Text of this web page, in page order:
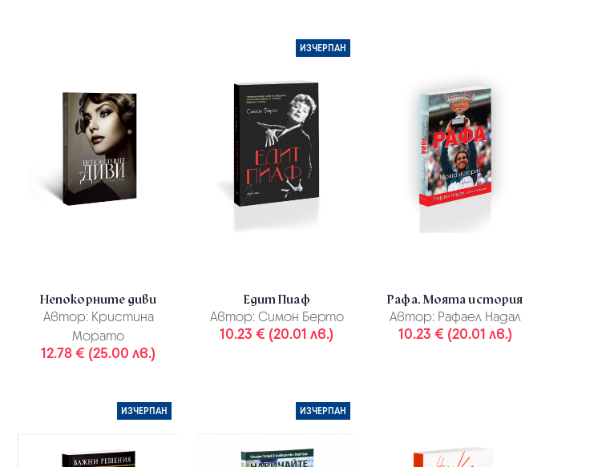
Непокорните диви
Автор: Кристина
Морато
12.78 € (25.00 лв.)
ИЗЧЕРПАН
Едит Пиаф
Автор: Симон Берто
10.23 € (20.01 лв.)
Рафа. Моята история
Автор: Рафаел Надал
10.23 € (20.01 лв.)
ИЗЧЕРПАН ИЗЧЕРПАН